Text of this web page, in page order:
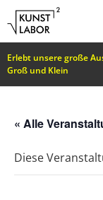
Erlebt unsere große
Groß und Klein
« Alle
Diese